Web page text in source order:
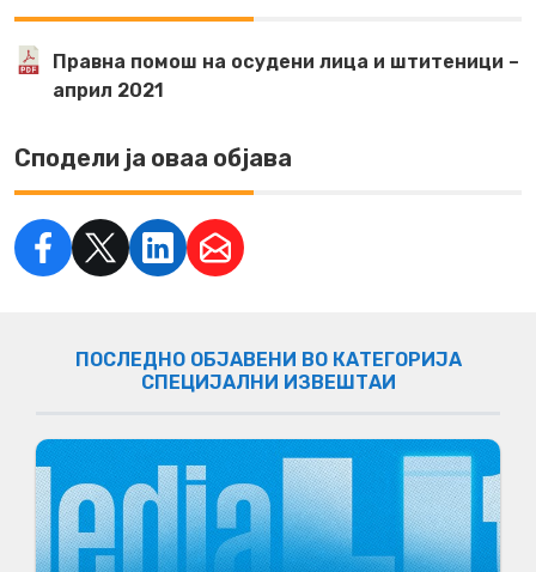
Правна помош на осудени лица и штитеници –
април 2021
Сподели ја оваа објава
ПОСЛЕДНО ОБЈАВЕНИ ВО КАТЕГОРИЈА
СПЕЦИЈАЛНИ ИЗВЕШТАИ